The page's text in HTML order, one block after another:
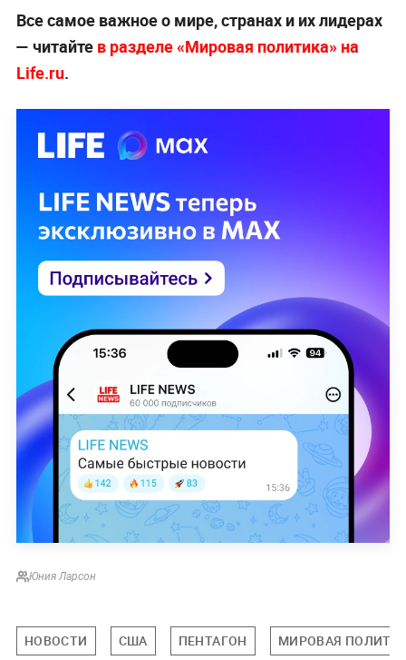
Все самое важное о мире, странах и их лидерах
— читайте в разделе «Мировая политика» на
Life.ru.
Юния Ларсон
НОВОСТИ США ПЕНТАГОН МИРОВАЯ